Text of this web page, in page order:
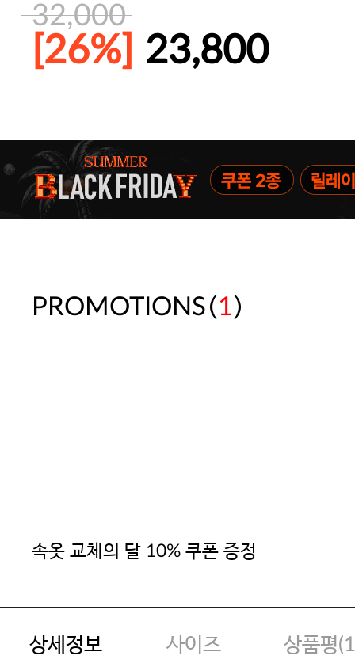
32,000
[26%] 23,800
주말특가 20%(8.7~8.9)/5만원 이
[썸머블프] 1만원 할인 쿠폰(8.1~31)
속옷 교체 10% 쿠폰(8.1~31)/7만
PROMOTIONS(1)
속옷 교체의 달 10% 쿠폰 증정
상세정보 사이즈 상품평(1